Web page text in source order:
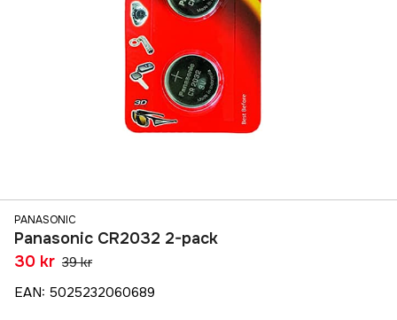
PANASONIC
Panasonic CR2032 2-pack
30 kr 39 kr
EAN: 5025232060689